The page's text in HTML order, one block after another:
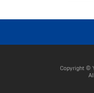
Copyright ©